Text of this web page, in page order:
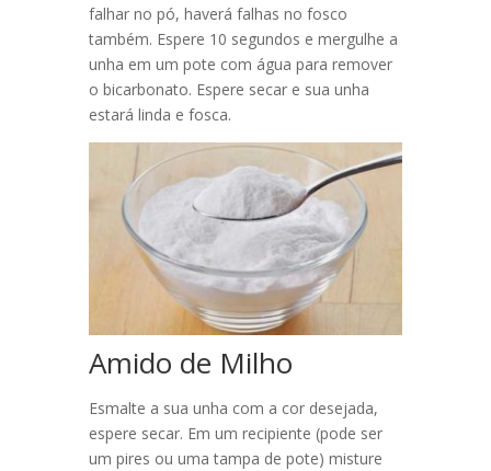
falhar no pó, haverá falhas no fosco
também. Espere 10 segundos e mergulhe a
unha em um pote com água para remover
o bicarbonato. Espere secar e sua unha
estará linda e fosca.
Amido de Milho
Esmalte a sua unha com a cor desejada,
espere secar. Em um recipiente (pode ser
um pires ou uma tampa de pote) misture